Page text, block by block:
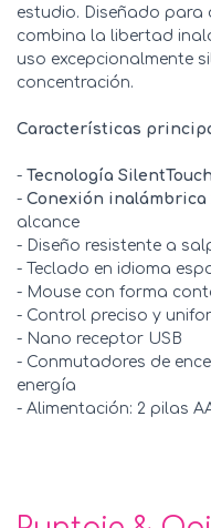
estudio. Diseñado
combina la libertad
uso excepcionalmente
concentración.
Características
- Tecnología SilentTouch
- Conexión inalámbrica
alcance
- Diseño resistente a
- Teclado en idioma
- Mouse con forma
- Control preciso y
- Nano receptor USB
- Conmutadores de
energía
- Alimentación: 2 pilas